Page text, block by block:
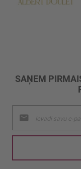
SAŅEM
jaunumu
saņemšanai: